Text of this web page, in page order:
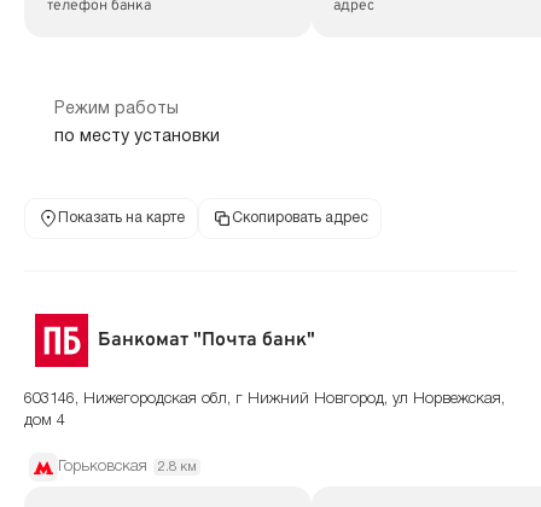
телефон банка адрес
Режим работы
по месту установки
Показать на карте Скопировать адрес
Банкомат "Почта банк"
603146, Нижегородская обл, г Нижний Новгород, ул Норвежская,
дом 4
Горьковская 2.8 км